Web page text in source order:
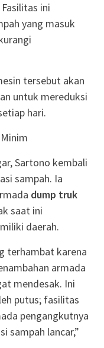
ini
yang masuk
tersebut akan
untuk mereduksi
hari.
Sartono kembali
sampah. Ia
dump truk
saat ini
daerah.
terhambat karena
armada
mendesak. Ini
putus; fasilitas
pengangkutnya
sampah lancar,”